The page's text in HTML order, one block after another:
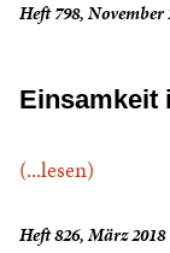
Heft 798, November
Einsamkeit
(...lesen)
Heft 826, März 2018